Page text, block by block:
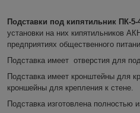
Подставки под кипятильник ПК-5-
установки на них кипятильников
предприятиях общественного
Подставка имеет отверстия для
Подставка имеет кронштейны для
кроншейны для крепления к стене.
Подставка изготовлена полностью